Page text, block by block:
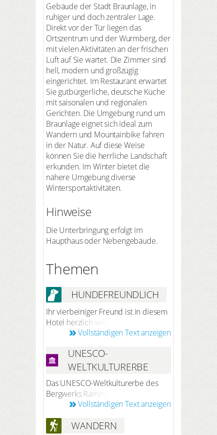
Gebäude der Stadt Braunlage, in
ruhiger und doch zentraler Lage.
Direkt vor der Tür liegen das
Ortszentrum und der Wurmberg, der
mit vielen Aktivitäten an der frischen
Luft auf Sie wartet. Die Zimmer sind
hell, modern und großzügig
eingerichtet. Im Restaurant erwartet
Sie gutbürgerliche, deutsche Küche
mit saisonalen und regionalen
Gerichten. Die Umgebung rund um
Braunlage eignet sich ideal zum
Wandern und Mountainbike fahren
in der Natur. Auf diese Weise
können Sie die herrliche Landschaft
erkunden. Im Winter bietet die
nähere Umgebung diverse
Wintersportaktivitäten.
Hinweise
Die Unterbringung erfolgt im
Haupthaus oder Nebengebäude.
Themen
HUNDEFREUNDLICH
Ihr vierbeiniger Freund ist in diesem
Hotel herzlich willkommen. Nach
vorheriger Anmeldung bei der
kostenfrei im Hotel (ohne Futter).
Vollständigen Text anzeigen
UNESCO-
WELTKULTURERBE
Das UNESCO-Weltkulturerbe des
Bergwerks Rammelsberg, der
Altstadt von Goslar und der
Zusammenspiel von Bergbau,
Vollständigen Text anzeigen
WANDERN